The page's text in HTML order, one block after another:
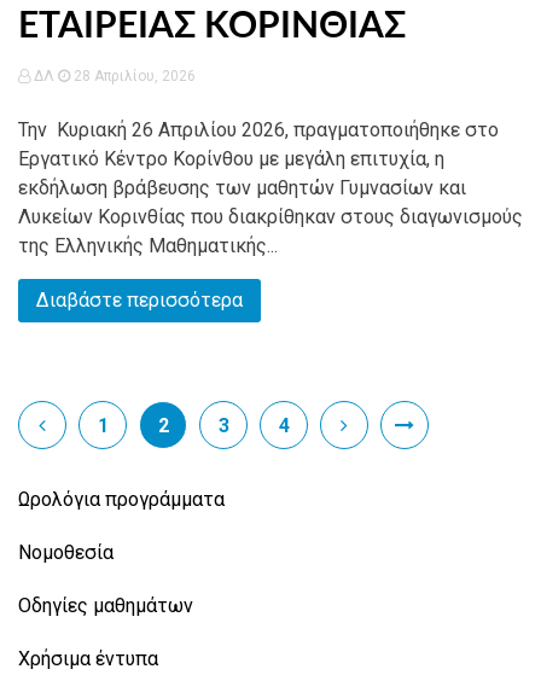
ΕΤΑΙΡΕΙΑΣ ΚΟΡΙΝΘΙΑΣ
ΔΛ 28 Απριλίου, 2026
Την Κυριακή 26 Απριλίου 2026, πραγματοποιήθηκε στο
Εργατικό Κέντρο Κορίνθου με μεγάλη επιτυχία, η
εκδήλωση βράβευσης των μαθητών Γυμνασίων και
Λυκείων Κορινθίας που διακρίθηκαν στους διαγωνισμούς
της Ελληνικής Μαθηματικής...
Διαβάστε περισσότερα
1 2 3 4
Ωρολόγια προγράμματα
Νομοθεσία
Οδηγίες μαθημάτων
Χρήσιμα έντυπα